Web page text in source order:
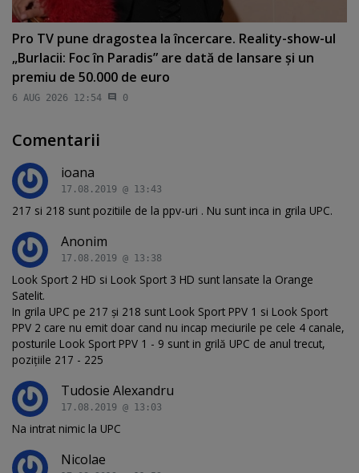
Pro TV pune dragostea la încercare. Reality-show-ul
„Burlacii: Foc în Paradis” are dată de lansare şi un
premiu de 50.000 de euro
6 AUG 2026 12:54 0
Comentarii
ioana
17.08.2019 @ 13:43
217 si 218 sunt pozitiile de la ppv-uri . Nu sunt inca in grila UPC.
Anonim
17.08.2019 @ 13:38
Look Sport 2 HD si Look Sport 3 HD sunt lansate la Orange
Satelit.
In grila UPC pe 217 și 218 sunt Look Sport PPV 1 si Look Sport
PPV 2 care nu emit doar cand nu incap meciurile pe cele 4 canale,
posturile Look Sport PPV 1 - 9 sunt in grilă UPC de anul trecut,
pozițiile 217 - 225
Tudosie Alexandru
17.08.2019 @ 13:03
Na intrat nimic la UPC
Nicolae